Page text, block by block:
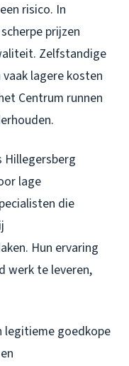
risico. In
prijzen
Zelfstandige
lagere kosten
Centrum runnen
Hillegersberg
lage
die
Hun ervaring
werk te leveren,
legitieme goedkope